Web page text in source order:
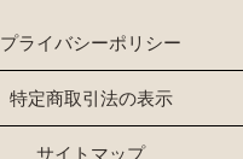
プライバシーポリシー
特定商取引法の表示
サイトマップ